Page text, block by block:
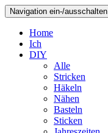
Navigation ein-/ausschalten
Home
Ich
DIY
Alle
Stricken
Häkeln
Nähen
Basteln
Sticken